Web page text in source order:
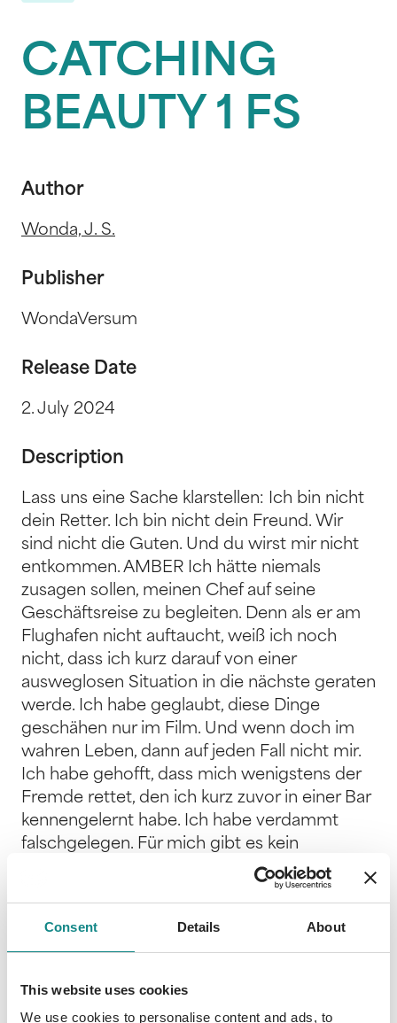
Consent Details About
This website uses cookies
We use cookies to personalise content and ads, to
CATCHING
BEAUTY 1 FS
Author
Wonda, J. S.
Publisher
WondaVersum
Release Date
2. July 2024
Description
Lass uns eine Sache klarstellen: Ich bin nicht
dein Retter. Ich bin nicht dein Freund. Wir
sind nicht die Guten. Und du wirst mir nicht
entkommen. AMBER Ich hätte niemals
zusagen sollen, meinen Chef auf seine
Geschäftsreise zu begleiten. Denn als er am
Flughafen nicht auftaucht, weiß ich noch
nicht, dass ich kurz darauf von einer
ausweglosen Situation in die nächste geraten
werde. Ich habe geglaubt, diese Dinge
geschähen nur im Film. Und wenn doch im
wahren Leben, dann auf jeden Fall nicht mir.
Ich habe gehofft, dass mich wenigstens der
Fremde rettet, den ich kurz zuvor in einer Bar
kennengelernt habe. Ich habe verdammt
falschgelegen. Für mich gibt es kein
Entkommen. Ich bin seine Gefangene. Ich
nähere mich meinem Untergang. Und
atemraubende Spannung – Band 1 der
Wonda! Lass dich entführen! Reihenfolge: